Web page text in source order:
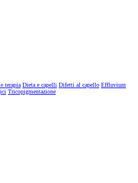
terapia Dieta e capelli Difetti al capello Effluvium
Tricopigmentazione